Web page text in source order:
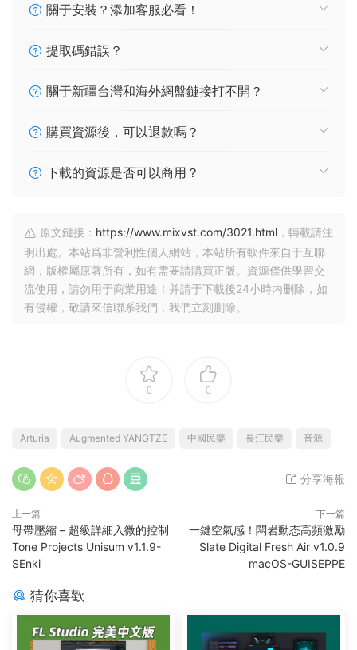
關于安裝？添加客服必看！
提取碼錯誤？
關于新疆台灣和海外網盤鏈接打不開？
購買資源後，可以退款嗎？
下載的資源是否可以商用？
原文鏈接： https://www.mixvst.com/3021.html ，轉載請注
明出處。本站爲非營利性個人網站，本站所有軟件來自于互聯
網，版權屬原著所有，如有需要請購買正版。資源僅供學習交
流使用，請勿用于商業用途！并請于下載後24小時内删除，如
有侵權，敬請來信聯系我們，我們立刻删除。
0 0
Arturia Augmented YANGTZE 中國民樂 長江民樂 音源
分享海報
上一篇
母帶壓縮 – 超級詳細入微的控制
Tone Projects Unisum v1.1.9-
SEnki
下一篇
一鍵空氣感！闆岩動态高頻激勵
Slate Digital Fresh Air v1.0.9
macOS-GUISEPPE
猜你喜歡